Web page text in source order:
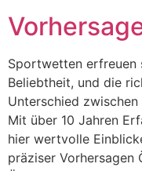
Sportwetten erfreuen
Beliebtheit, und die
Unterschied zwischen
Mit über 10 Jahren
hier wertvolle
präziser Vorhersagen